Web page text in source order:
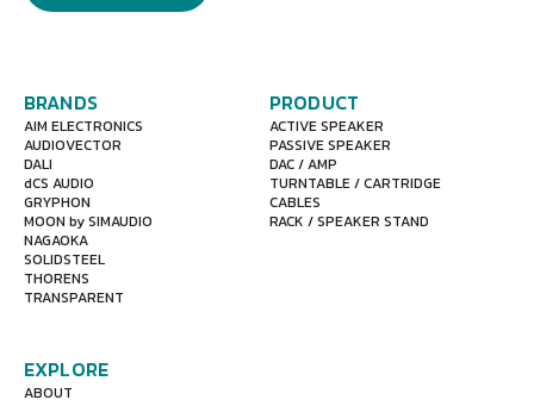
BRANDS
AIM ELECTRONICS
AUDIOVECTOR
DALI
dCS AUDIO
GRYPHON
MOON by SIMAUDIO
NAGAOKA
SOLIDSTEEL
THORENS
TRANSPARENT
PRODUCT
ACTIVE SPEAKER
PASSIVE SPEAKER
DAC / AMP
TURNTABLE / CARTRIDGE
CABLES
RACK / SPEAKER STAND
EXPLORE
ABOUT